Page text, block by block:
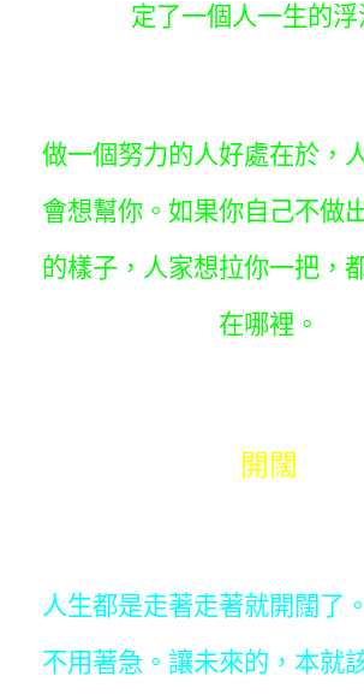
定了一個人一生的浮
做一個努力的人好處在於，
會想幫你。如果你自己不做
的樣子，人家想拉你一把，
在哪裡。
開闊
人生都是走著走著就開闊了
不用著急。讓未來的，本就